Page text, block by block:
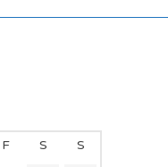
F S
S